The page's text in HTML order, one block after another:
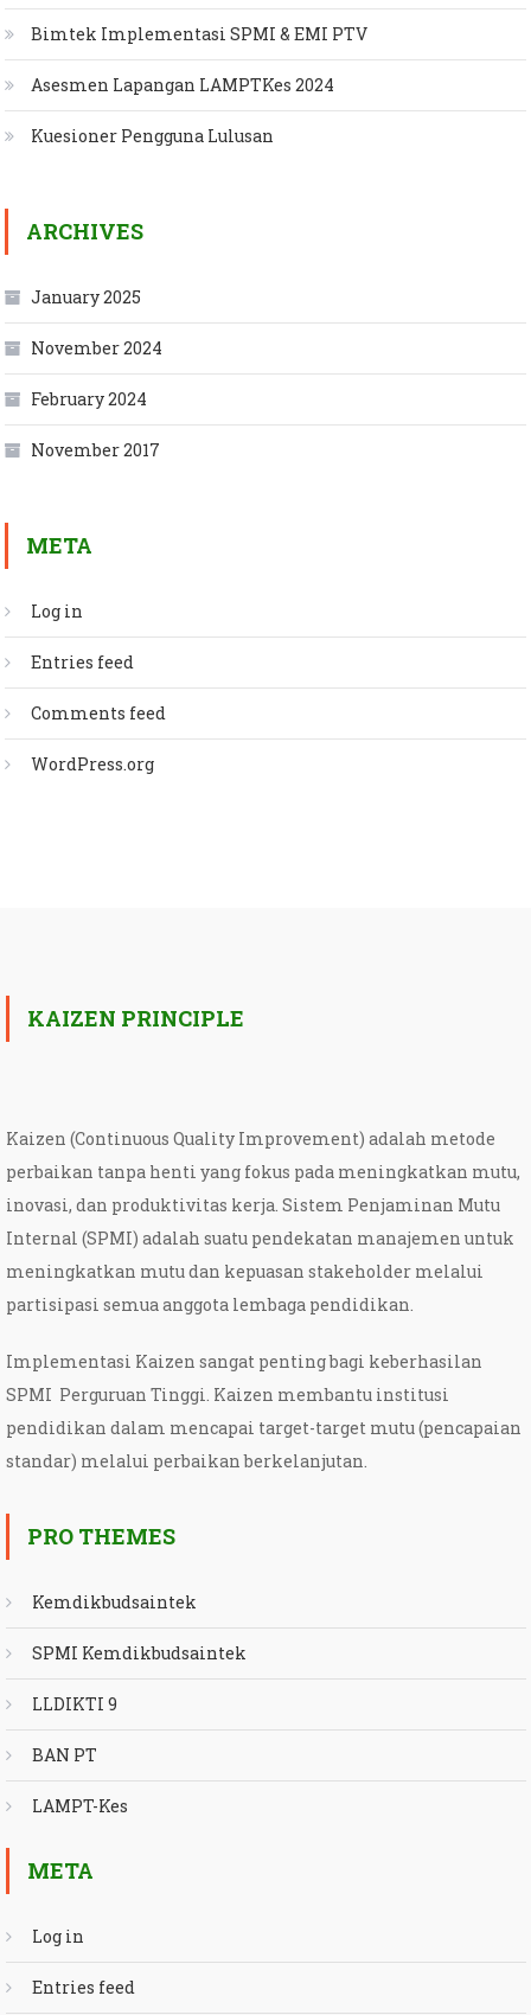
Bimtek Implementasi SPMI & EMI PTV
Asesmen Lapangan LAMPTKes 2024
Kuesioner Pengguna Lulusan
ARCHIVES
January 2025
November 2024
February 2024
November 2017
META
Log in
Entries feed
Comments feed
WordPress.org
KAIZEN PRINCIPLE
Kaizen (Continuous Quality Improvement) adalah metode
perbaikan tanpa henti yang fokus pada meningkatkan mutu,
inovasi, dan produktivitas kerja. Sistem Penjaminan Mutu
Internal (SPMI) adalah suatu pendekatan manajemen untuk
meningkatkan mutu dan kepuasan stakeholder melalui
partisipasi semua anggota lembaga pendidikan.
Implementasi Kaizen sangat penting bagi keberhasilan
SPMI Perguruan Tinggi. Kaizen membantu institusi
pendidikan dalam mencapai target-target mutu (pencapaian
standar) melalui perbaikan berkelanjutan.
PRO THEMES
Kemdikbudsaintek
SPMI Kemdikbudsaintek
LLDIKTI 9
BAN PT
LAMPT-Kes
META
Log in
Entries feed